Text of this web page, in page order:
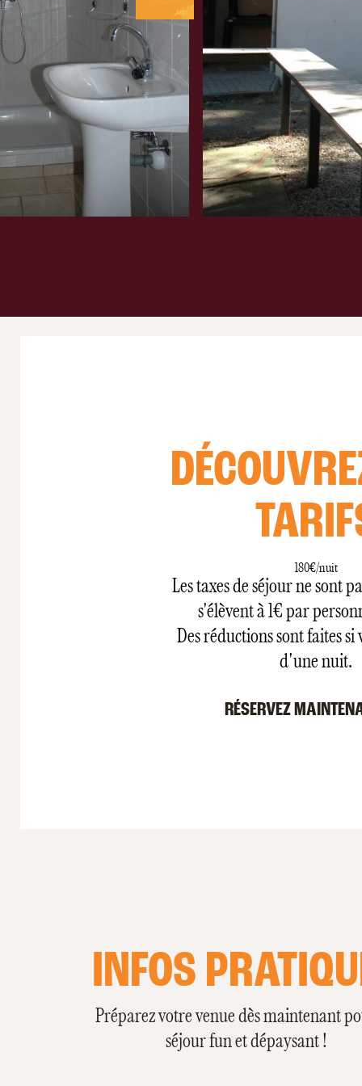
180€/nuit
Les taxes de séjour ne sont
s'élèvent à 1€ par
Des réductions sont faites si
d'une nuit.
RÉSERVEZ
INFOS
Préparez votre venue dès maintenant
séjour fun et dépaysant !